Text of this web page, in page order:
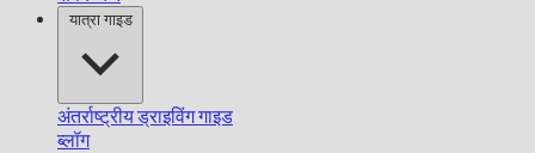
यात्रा गाइड
अंतर्राष्ट्रीय ड्राइविंग गाइड
ब्लॉग